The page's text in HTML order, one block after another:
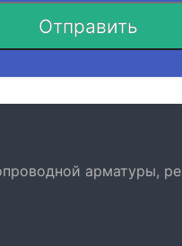
Отправить
арматуры,